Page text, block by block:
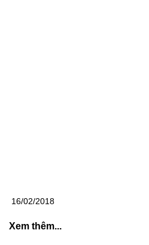
16/02/2018
Xem thêm...